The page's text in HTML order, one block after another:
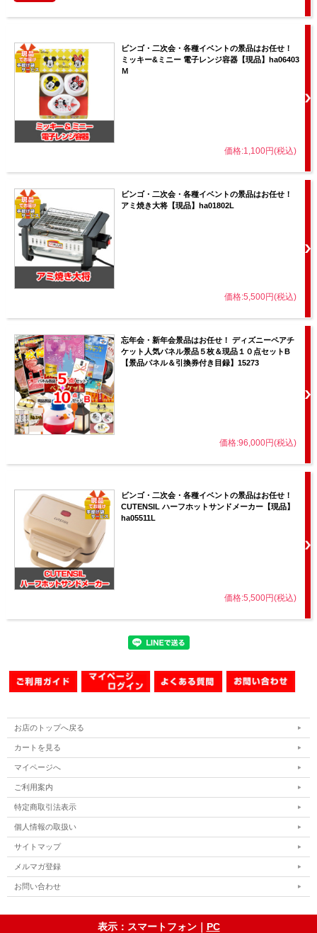
ビンゴ・二次会・各種イベントの景品はお任せ！
ミッキー&ミニー 電子レンジ容器【現品】ha06403
Ｍ
価格:1,100円(税込)
ビンゴ・二次会・各種イベントの景品はお任せ！
アミ焼き大将【現品】ha01802L
価格:5,500円(税込)
忘年会・新年会景品はお任せ！ ディズニーペアチ
ケット人気パネル景品５枚＆現品１０点セットB
【景品パネル＆引換券付き目録】15273
価格:96,000円(税込)
ビンゴ・二次会・各種イベントの景品はお任せ！
CUTENSIL ハーフホットサンドメーカー【現品】
ha05511L
価格:5,500円(税込)
お店のトップへ戻る
カートを見る
マイページへ
ご利用案内
特定商取引法表示
個人情報の取扱い
サイトマップ
メルマガ登録
お問い合わせ
表示：スマートフォン｜ PC